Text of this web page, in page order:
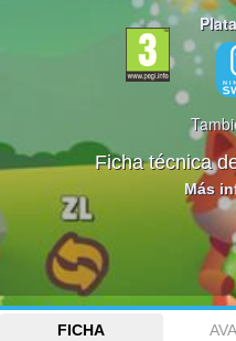
Ficha técnica
Más
FICHA